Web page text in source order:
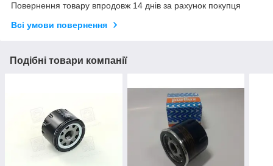
Повернення товару впродовж 14 днів за рахунок покупця
Всі умови повернення
Подібні товари компанії